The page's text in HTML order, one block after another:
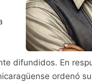
difundidos. En
ordenó